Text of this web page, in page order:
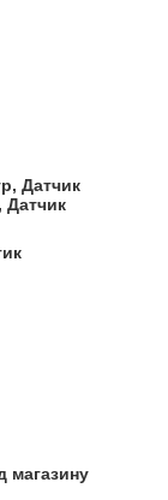
Датчик
Датчик
магазину